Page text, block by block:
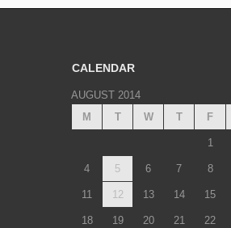
CALENDAR
AUGUST 2014
M
T W T F
1
4 5 6 7 8
11 12 13 14 15
18 19 20 21 22